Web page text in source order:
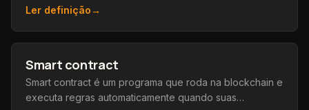
Ler definição→
Smart contract
Smart contract é um programa que roda na blockchain e
executa regras automaticamente quando suas